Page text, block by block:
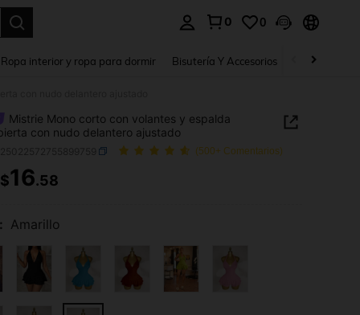
0 0
Ropa interior y ropa para dormir Bisutería Y Accesorios Zapatos
Mistrie Mono corto con volantes y espalda
con nudo delantero ajustado
(500+ Comentarios)
AND AVAILABILITY
$16.58
Amarillo